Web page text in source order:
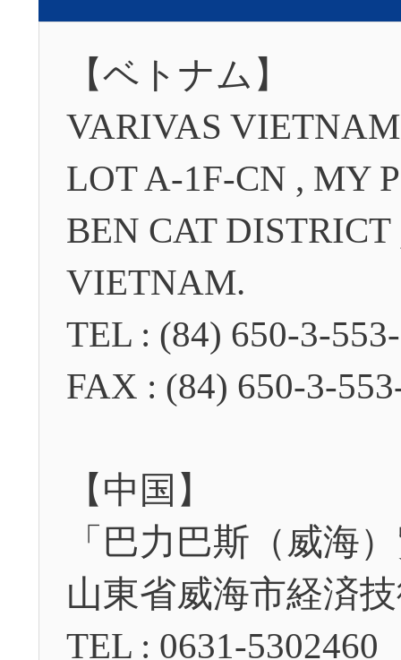
【ベトナム】
VARIVAS
LOT A-1F-CN , MY
BEN CAT
VIETNAM.
TEL : (84) 650-3-
FAX : (84) 650-3-
【中国】
「巴力巴斯（威海
山東省威海市経済
TEL : 0631-5302460